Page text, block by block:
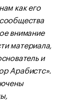
как его
внимание
материала,
и
Арабистс».